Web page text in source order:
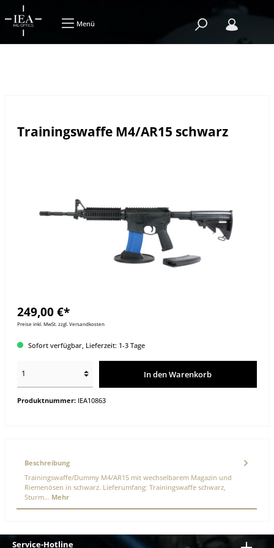
Menü
Trainingswaffe M4/AR15 schwarz
249,00 €*
Preise inkl. MwSt. zzgl. Versandkosten
Sofort verfügbar, Lieferzeit: 1-3 Tage
In den Warenkorb
Produktnummer: IEA10863
Beschreibung
Trainingswaffe/Dummy M4/AR15 mit wechselbarem Magazin und
Riemenösen in schwarz. Lieferumfang: Trainingswaffe schwarz,
Sturm… Mehr
Service-Hotline